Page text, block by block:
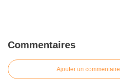
Commentaires
Ajouter un commentaire